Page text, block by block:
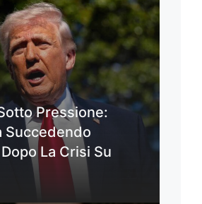
Pressione:
Succedendo
La Crisi Su